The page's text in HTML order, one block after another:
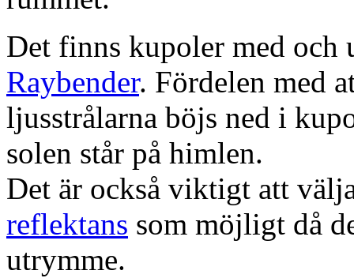
Det finns kupoler med och
Raybender. Fördelen med
ljusstrålarna böjs ned i
solen står på himlen.
Det är också viktigt att
reflektans som möjligt då
utrymme.